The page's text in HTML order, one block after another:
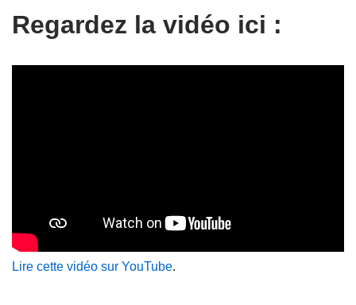
Regardez la vidéo ici :
Lire cette vidéo sur YouTube.